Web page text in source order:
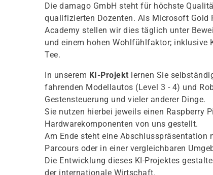
Die damago GmbH steht für höchste
qualifizierten Dozenten. Als Microsoft Gold
Academy stellen wir dies täglich unter
und einem hohen Wohlfühlfaktor; inklusive
Tee.
In unserem KI-Projekt lernen Sie
fahrenden Modellautos (Level 3 - 4) und
Gestensteuerung und vieler anderer Dinge.
Sie nutzen hierbei jeweils einen Raspberry
Hardwarekomponenten von uns gestellt.
Am Ende steht eine Abschlusspräsentation
Parcours oder in einer vergleichbaren
Die Entwicklung dieses KI-Projektes
der internationale Wirtschaft.